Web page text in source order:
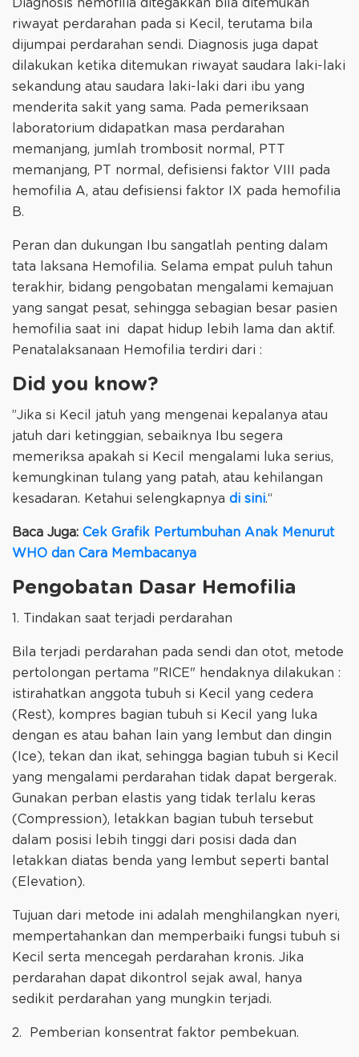
Diagnosis hemofilia ditegakkan bila ditemukan
riwayat perdarahan pada si Kecil, terutama bila
dijumpai perdarahan sendi. Diagnosis juga dapat
dilakukan ketika ditemukan riwayat saudara laki-laki
sekandung atau saudara laki-laki dari ibu yang
menderita sakit yang sama. Pada pemeriksaan
laboratorium didapatkan masa perdarahan
memanjang, jumlah trombosit normal, PTT
memanjang, PT normal, defisiensi faktor VIII pada
hemofilia A, atau defisiensi faktor IX pada hemofilia
B.
Peran dan dukungan Ibu sangatlah penting dalam
tata laksana Hemofilia. Selama empat puluh tahun
terakhir, bidang pengobatan mengalami kemajuan
yang sangat pesat, sehingga sebagian besar pasien
hemofilia saat ini dapat hidup lebih lama dan aktif.
Penatalaksanaan Hemofilia terdiri dari :
Did you know?
”Jika si Kecil jatuh yang mengenai kepalanya atau
jatuh dari ketinggian, sebaiknya Ibu segera
memeriksa apakah si Kecil mengalami luka serius,
kemungkinan tulang yang patah, atau kehilangan
kesadaran. Ketahui selengkapnya di sini.“
Baca Juga: Cek Grafik Pertumbuhan Anak Menurut
WHO dan Cara Membacanya
Pengobatan Dasar Hemofilia
1. Tindakan saat terjadi perdarahan
Bila terjadi perdarahan pada sendi dan otot, metode
pertolongan pertama "RICE" hendaknya dilakukan :
istirahatkan anggota tubuh si Kecil yang cedera
(Rest), kompres bagian tubuh si Kecil yang luka
dengan es atau bahan lain yang lembut dan dingin
(Ice), tekan dan ikat, sehingga bagian tubuh si Kecil
yang mengalami perdarahan tidak dapat bergerak.
Gunakan perban elastis yang tidak terlalu keras
(Compression), letakkan bagian tubuh tersebut
dalam posisi lebih tinggi dari posisi dada dan
letakkan diatas benda yang lembut seperti bantal
(Elevation).
Tujuan dari metode ini adalah menghilangkan nyeri,
mempertahankan dan memperbaiki fungsi tubuh si
Kecil serta mencegah perdarahan kronis. Jika
perdarahan dapat dikontrol sejak awal, hanya
sedikit perdarahan yang mungkin terjadi.
2. Pemberian konsentrat faktor pembekuan.